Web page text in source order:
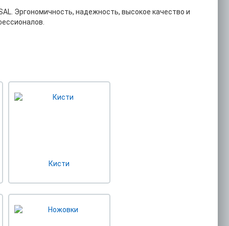
Эргономичность, надежность, высокое качество и
Кисти